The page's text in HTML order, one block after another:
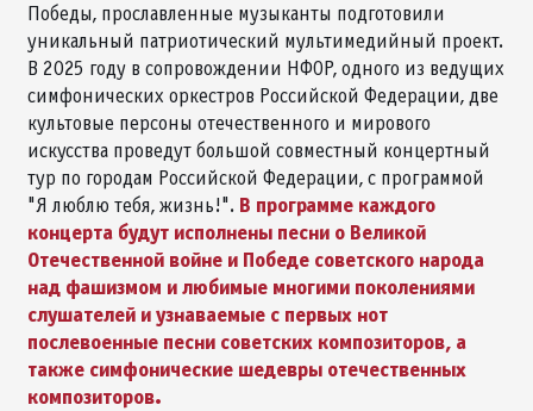
Победы, прославленные музыканты подготовили
уникальный патриотический мультимедийный проект.
В 2025 году в сопровождении НФОР, одного из ведущих
симфонических оркестров Российской Федерации, две
культовые персоны отечественного и мирового
искусства проведут большой совместный концертный
тур по городам Российской Федерации, с программой
"Я люблю тебя, жизнь!". В программе каждого
концерта будут исполнены песни о Великой
Отечественной войне и Победе советского народа
над фашизмом и любимые многими поколениями
слушателей и узнаваемые с первых нот
послевоенные песни советских композиторов, а
также симфонические шедевры отечественных
композиторов.